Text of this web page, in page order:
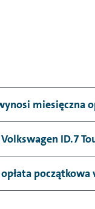
miesięczna
Volkswagen ID.7
opłata